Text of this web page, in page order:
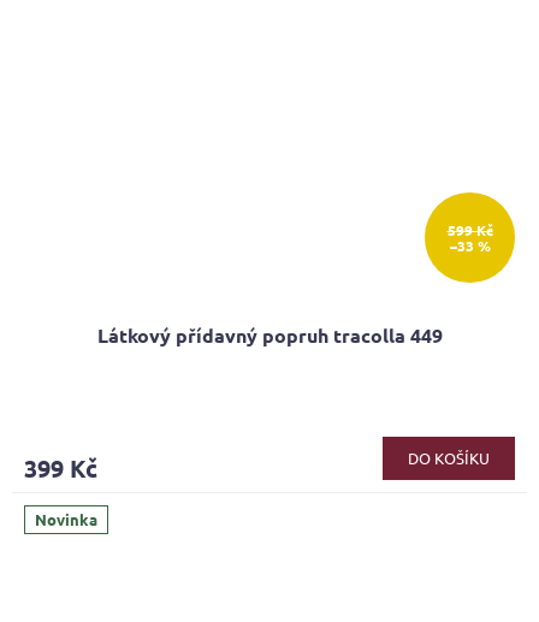
599 Kč
–33 %
Látkový přídavný popruh tracolla 449
399 Kč DO KOŠÍKU
Novinka